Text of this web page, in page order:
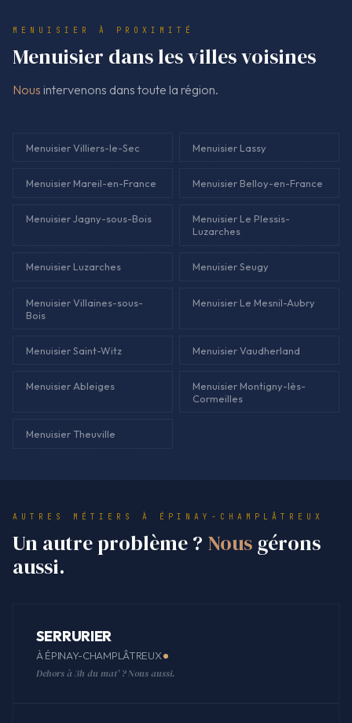
MENUISIER À PROXIMITÉ
Menuisier dans les villes voisines
Nous intervenons dans toute la région.
Menuisier Villiers-le-Sec Menuisier Lassy
Menuisier Mareil-en-France Menuisier Belloy-en-France
Menuisier Jagny-sous-Bois
Menuisier Le Plessis-
Luzarches
Menuisier Luzarches Menuisier Seugy
Menuisier Villaines-sous-
Bois
Menuisier Le Mesnil-Aubry
Menuisier Saint-Witz Menuisier Vaudherland
Menuisier Ableiges
Menuisier Montigny-lès-
Cormeilles
Menuisier Theuville
AUTRES MÉTIERS À ÉPINAY-CHAMPLÂTREUX
Un autre problème ? Nousgérons
aussi.
SERRURIER
À ÉPINAY-CHAMPLÂTREUX
Dehors à 3h du mat' ? Nous aussi.